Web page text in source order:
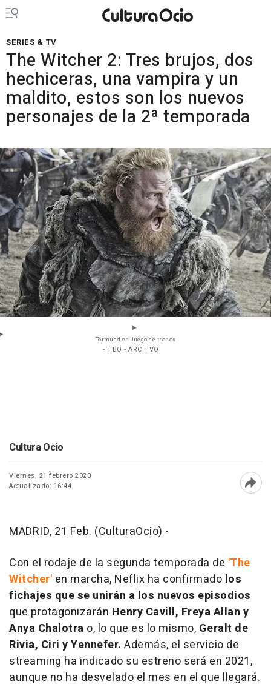
SERIES & TV
The Witcher 2: Tres brujos, dos
hechiceras, una vampira y un
maldito, estos son los nuevos
personajes de la 2ª temporada
Tormund en Juego de tronos
- HBO - ARCHIVO
Cultura Ocio
Viernes, 21 febrero 2020
Actualizado: 16:44
MADRID, 21 Feb. (CulturaOcio) -
Con el rodaje de la segunda temporada de 'The
Witcher' en marcha, Neflix ha confirmado los
fichajes que se unirán a los nuevos episodios
que protagonizarán Henry Cavill, Freya Allan y
Anya Chalotra o, lo que es lo mismo, Geralt de
Rivia, Ciri y Yennefer. Además, el servicio de
streaming ha indicado su estreno será en 2021,
aunque no ha desvelado el mes en el que llegará.